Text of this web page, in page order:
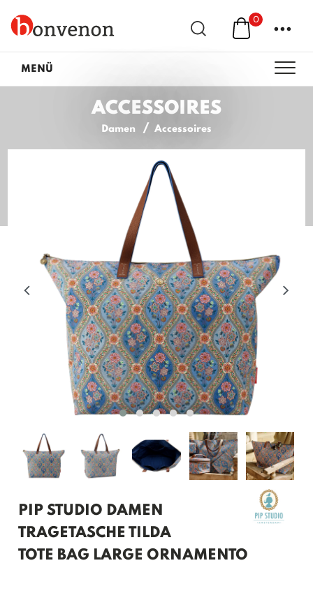
0 ...
MENÜ
ACCESSOIRES
Damen Accessoires
PIP STUDIO DAMEN
TRAGETASCHE TILDA
TOTE BAG LARGE ORNAMENTO